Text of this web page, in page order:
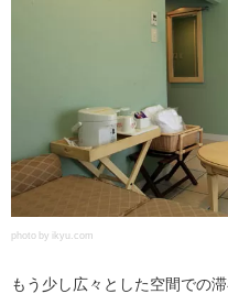
photo by ikyu.com
もう少し広々とした空間での